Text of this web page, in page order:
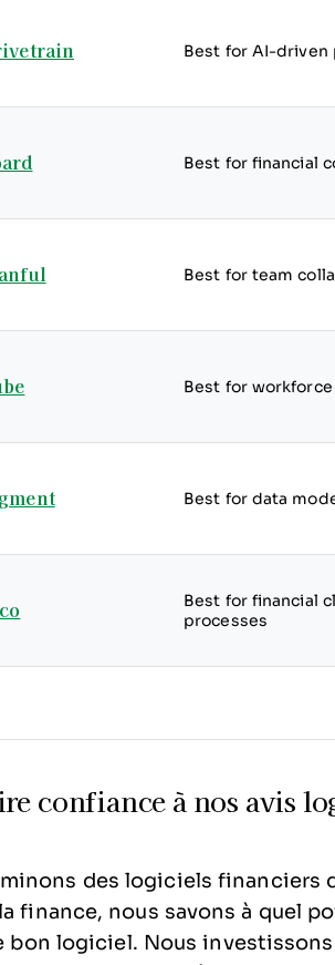
Best for AI-driven
Best for financial
Best for team
Best for
Best for data
Best for financial
processes
confiance à nos avis
des logiciels financiers
finance, nous savons à quel
bon logiciel. Nous